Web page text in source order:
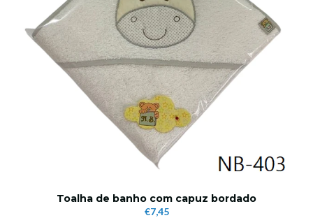
Toalha de banho com capuz bordado
€7,45